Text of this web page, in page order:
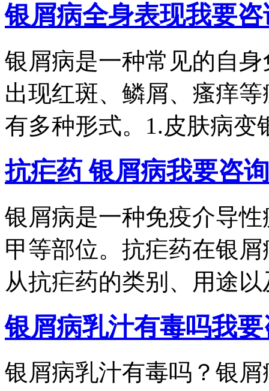
银屑病全身表现我要咨
银屑病是一种常见的自
出现红斑、鳞屑、瘙痒
有多种形式。1.皮肤病变
抗疟药 银屑病我要咨询
银屑病是一种免疫介导
甲等部位。抗疟药在银
从抗疟药的类别、用途以
银屑病乳汁有毒吗我
银屑病乳汁有毒吗？银